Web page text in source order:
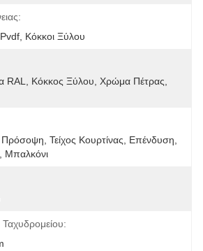
Κόκκοι Ξύλου
RAL, Κόκκος Ξύλου, Χρώμα Πέτρας,
Τείχος Κουρτίνας, Επένδυση,
Μπαλκόνι
Ταχυδρομείου: